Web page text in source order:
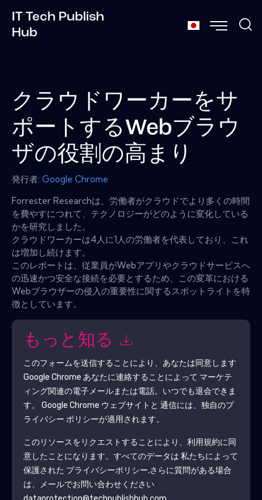
IT Tech Publish
Hub
クラウドワーカーをサ
ポートするWebブラウ
ザの役割の高まり
発行者: Google Chrome
Forrester Researchは、労働者がクラウドでより多くの時間
を費やすにつれて、テクノロジーがどのように変化している
かを研究しました。
クラウドワーカーは4人に1人の労働者を代表しており、これ
は増加し続けます。
このレポートは、従業員がWebアプリやクラウドサービスへ
の迅速かつ安全な接続を必要とするため、この変革における
Webブラウザーの侵入の重要性に関するスポットライトを特
徴としています。
もっと知る
このフォームを送信することにより、あなたは同意します
Google Chrome あなたに連絡することによって マーケテ
ィング関連の電子メールまたは電話。いつでも退会できま
す。 Google Chrome ウェブサイトと 通信には、独自のプ
ライバシー ポリシーが適用されます。
このリソースをリクエストすることにより、利用規約に同
意したことになります。すべてのデータは 私たちによって
保護された プライバシーポリシー.さらに質問がある場合
は、メールでお問い合わせください